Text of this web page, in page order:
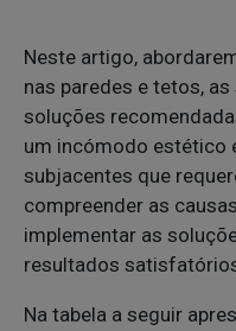
Neste artigo,
nas paredes e tetos,
soluções
um incómodo estético
subjacentes que
compreender as
implementar as
resultados
Na tabela a seguir